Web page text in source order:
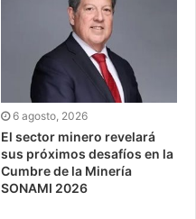
6 agosto, 2026
El sector minero revelará
sus próximos desafíos en la
Cumbre de la Minería
SONAMI 2026